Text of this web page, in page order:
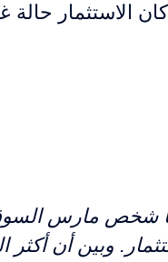
الاستثمار
شخص مارس
وبين أن